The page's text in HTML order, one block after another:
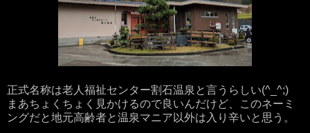
正式名称は老人福祉センター割石温泉と言うらしい(^_^;)
まあちょくちょく見かけるので良いんだけど、このネーミ
ングだと地元高齢者と温泉マニア以外は入り辛いと思う。